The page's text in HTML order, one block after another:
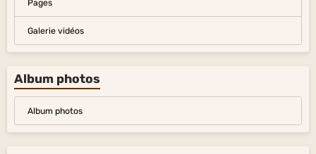
Livre d'or
Liens
Galerie vidéos